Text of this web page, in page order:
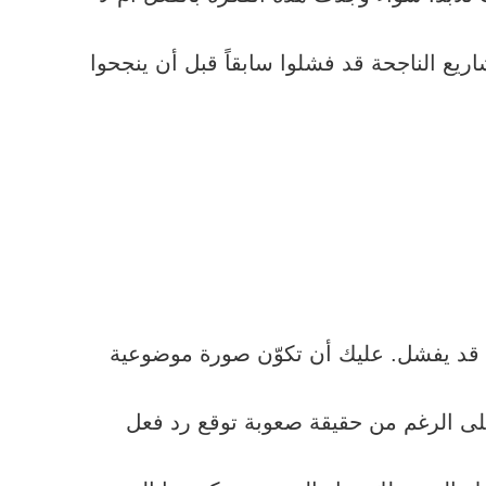
الناجحة قد فشلوا سابقاً قبل أن ينجحوا
قد يفشل. عليك أن تكوّن صورة موضوعية
الرغم من حقيقة صعوبة توقع رد فعل